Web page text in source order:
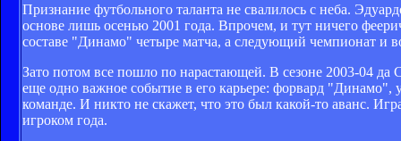
Признание футбольного таланта не свалилось с неба.
основе лишь осенью 2001 года. Впрочем, и тут ничего
составе "Динамо" четыре матча, а следующий чемпионат и
Зато потом все пошло по нарастающей. В сезоне 2003-04 да
еще одно важное событие в его карьере: форвард
команде. И никто не скажет, что это был какой-то аванс.
игроком года.